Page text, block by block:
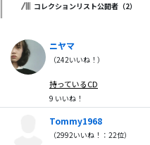
コレクションリスト公開者（2）
ニヤマ
（242いいね！）
持っているCD
9 いいね！
Tommy1968
（2992いいね！： 22位）